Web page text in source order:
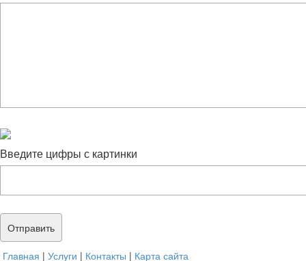
Введите цифры с картинки
Главная | Услуги | Контакты | Карта сайта